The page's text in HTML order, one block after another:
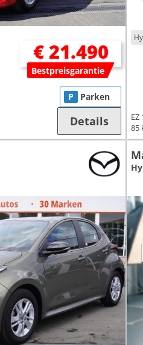
€ 21.490
Bestpreisgarantie
P Parken
Details EZ
85